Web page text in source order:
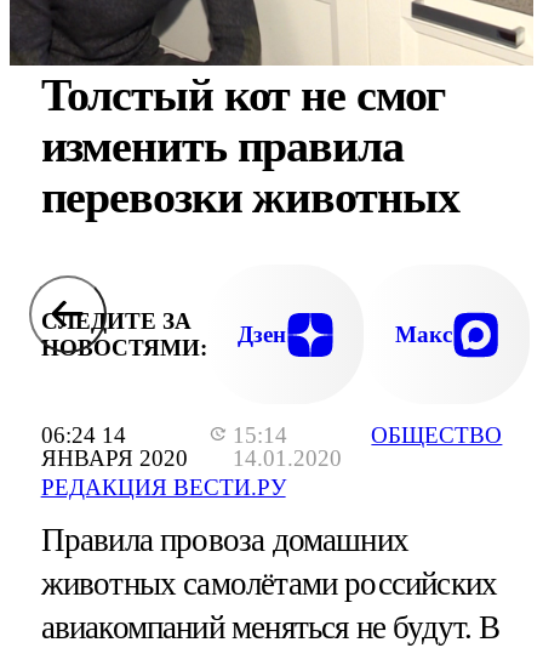
06:24 14
ЯНВАРЯ 2020
15:14
14.01.2020
РЕДАКЦИЯ ВЕСТИ.РУ
ОБЩЕСТВО
Толстый кот не смог
изменить правила
перевозки животных
СЛЕДИТЕ ЗА
НОВОСТЯМИ:
Дзен Макс
Правила провоза домашних
животных самолётами российских
авиакомпаний меняться не будут. В